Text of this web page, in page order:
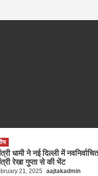
धामी ने नई दिल्ली में
रेखा गुप्ता से की भेंट
21, 2025 aajtakadmin